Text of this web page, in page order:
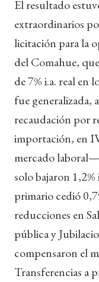
El resultado
extraordinarios
licitación para la
del Comahue,
de 7% i.a. real
fue generalizada,
recaudación por
importación, en
mercado
solo bajaron 1,2%
primario cedió
reducciones en
pública y
compensaron el
Transferencias a